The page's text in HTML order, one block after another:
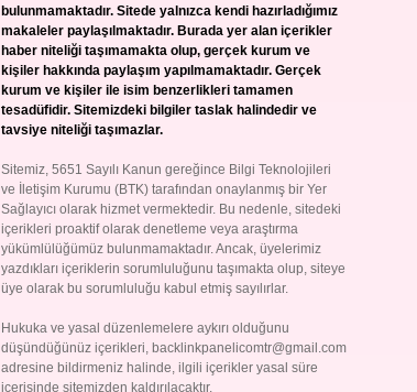
bulunmamaktadır. Sitede yalnızca kendi hazırladığımız
makaleler paylaşılmaktadır. Burada yer alan içerikler
haber niteliği taşımamakta olup, gerçek kurum ve
kişiler hakkında paylaşım yapılmamaktadır. Gerçek
kurum ve kişiler ile isim benzerlikleri tamamen
tesadüfidir. Sitemizdeki bilgiler taslak halindedir ve
tavsiye niteliği taşımazlar.
Sitemiz, 5651 Sayılı Kanun gereğince Bilgi Teknolojileri
ve İletişim Kurumu (BTK) tarafından onaylanmış bir Yer
Sağlayıcı olarak hizmet vermektedir. Bu nedenle, sitedeki
içerikleri proaktif olarak denetleme veya araştırma
yükümlülüğümüz bulunmamaktadır. Ancak, üyelerimiz
yazdıkları içeriklerin sorumluluğunu taşımakta olup, siteye
üye olarak bu sorumluluğu kabul etmiş sayılırlar.
Hukuka ve yasal düzenlemelere aykırı olduğunu
düşündüğünüz içerikleri, backlinkpanelicomtr@gmail.com
adresine bildirmeniz halinde, ilgili içerikler yasal süre
içerisinde sitemizden kaldırılacaktır.